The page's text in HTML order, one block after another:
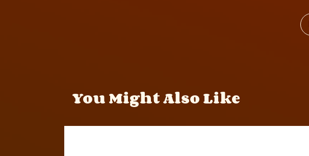
You Might Also Like